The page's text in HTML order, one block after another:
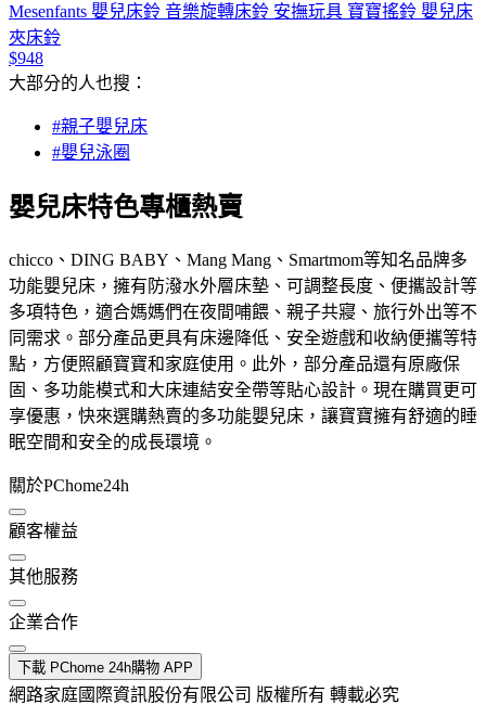
Mesenfants 嬰兒床鈴 音樂旋轉床鈴 安撫玩具 寶寶搖鈴 嬰兒床
夾床鈴
$948
大部分的人也搜：
#親子嬰兒床
#嬰兒泳圈
嬰兒床特色專櫃熱賣
chicco、DING BABY、Mang Mang、Smartmom等知名品牌多
功能嬰兒床，擁有防潑水外層床墊、可調整長度、便攜設計等
多項特色，適合媽媽們在夜間哺餵、親子共寢、旅行外出等不
同需求。部分產品更具有床邊降低、安全遊戲和收納便攜等特
點，方便照顧寶寶和家庭使用。此外，部分產品還有原廠保
固、多功能模式和大床連結安全帶等貼心設計。現在購買更可
享優惠，快來選購熱賣的多功能嬰兒床，讓寶寶擁有舒適的睡
眠空間和安全的成長環境。
關於PChome24h
顧客權益
其他服務
企業合作
下載 PChome 24h購物 APP
網路家庭國際資訊股份有限公司 版權所有 轉載必究